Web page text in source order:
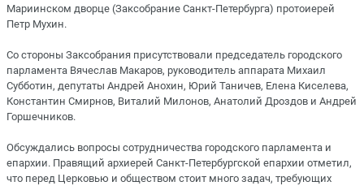
Мариинском дворце (Заксобрание Санкт-Петербурга) протоиерей
Петр Мухин.
Со стороны Заксобрания присутствовали председатель городского
парламента Вячеслав Макаров, руководитель аппарата Михаил
Субботин, депутаты Андрей Анохин, Юрий Таничев, Елена Киселева,
Константин Смирнов, Виталий Милонов, Анатолий Дроздов и Андрей
Горшечников.
Обсуждались вопросы сотрудничества городского парламента и
епархии. Правящий архиерей Санкт-Петербургской епархии отметил,
что перед Церковью и обществом стоит много задач, требующих